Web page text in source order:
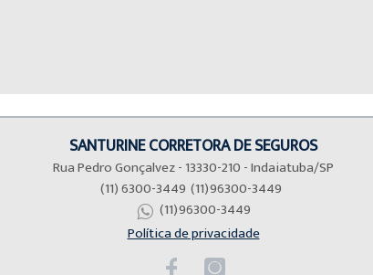
SANTURINE CORRETORA DE SEGUROS
Rua Pedro Gonçalvez - 13330-210 - Indaiatuba/SP
(11) 6300-3449 (11)96300-3449
(11)96300-3449
Política de privacidade